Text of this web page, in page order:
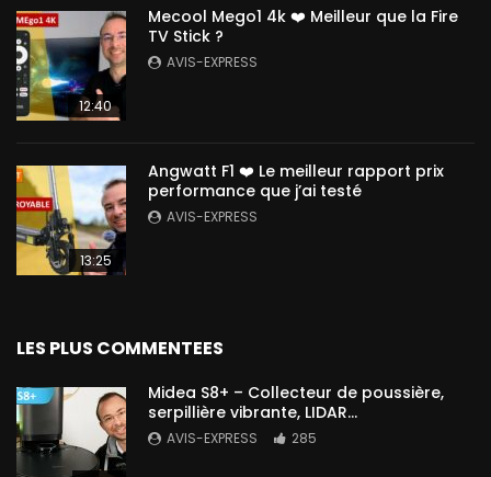
12:40
Mecool Mego1 4k ❤️ Meilleur que la Fire
TV Stick ?
AVIS-EXPRESS
13:25
Angwatt F1 ❤️ Le meilleur rapport prix
performance que j’ai testé
AVIS-EXPRESS
LES PLUS COMMENTEES
Midea S8+ – Collecteur de poussière,
serpillière vibrante, LIDAR…
AVIS-EXPRESS 285